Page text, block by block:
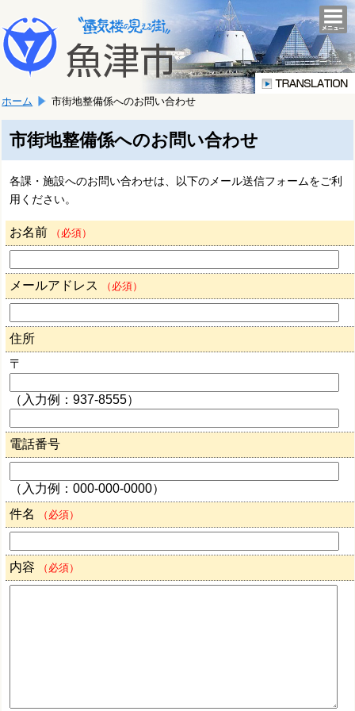
文
へ
移
ま
す。
こ
か
文
で
す。
ホーム 市街地整備係へのお問い合わせ
市街地整備係へのお問い合わせ
各課・施設へのお問い合わせは、以下のメール送信フォームをご利
用ください。
お名前 （必須）
メールアドレス （必須）
住所
〒
（入力例：937-8555）
電話番号
（入力例：000-000-0000）
件名
（必須）
内容 （必須）